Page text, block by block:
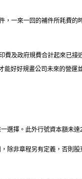
一來一回的補件所耗費的
及政府規費合計起來已
好好規畫公司未來的營運
選擇。此外行號資本額未達
除非章程另有定義，否則